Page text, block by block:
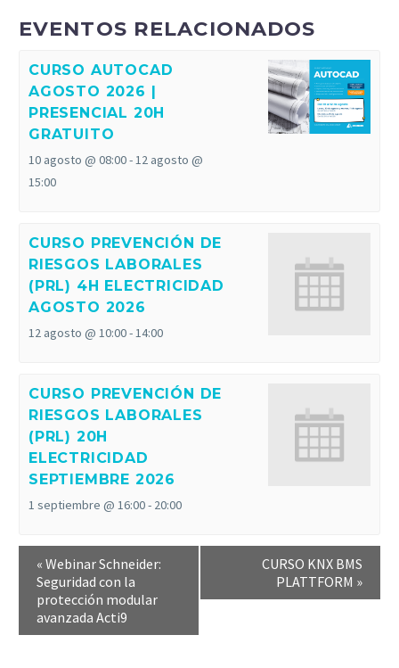
EVENTOS RELACIONADOS
CURSO AUTOCAD
AGOSTO 2026 |
PRESENCIAL 20H
GRATUITO
10 agosto @ 08:00-12 agosto @
15:00
CURSO PREVENCIÓN DE
RIESGOS LABORALES
(PRL) 4H ELECTRICIDAD
AGOSTO 2026
12 agosto @ 10:00-14:00
CURSO PREVENCIÓN DE
RIESGOS LABORALES
(PRL) 20H
ELECTRICIDAD
SEPTIEMBRE 2026
1 septiembre @ 16:00- 20:00
« Webinar Schneider:
Seguridad con la
protección modular
avanzada Acti9
CURSO KNX BMS
PLATTFORM »